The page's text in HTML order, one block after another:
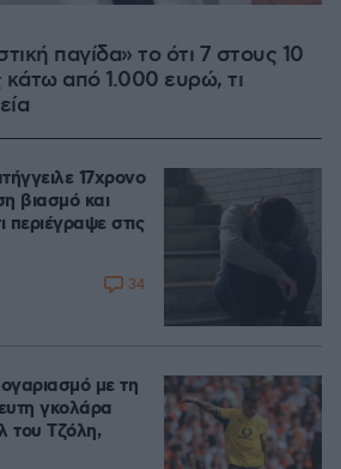
παγίδα» το ότι 7 στους 10
κάτω από 1.000 ευρώ, τι
17χρονο
βιασμό και
περιέγραψε στις
34
με τη
γκολάρα
του Τζόλη,